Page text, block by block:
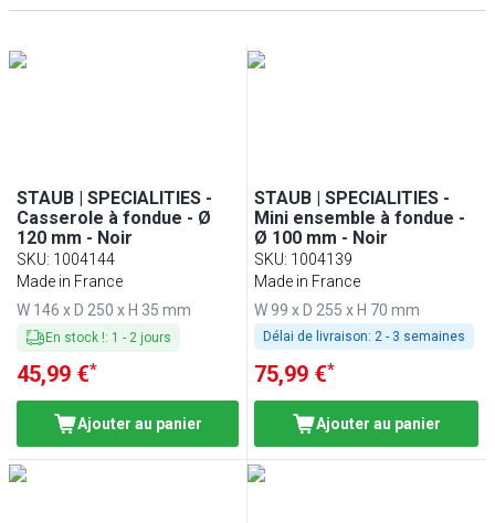
STAUB | SPECIALITIES -
Casserole à fondue - Ø
120 mm - Noir
SKU: 1004144
Made in France
W 146 x D 250 x H 35 mm
En stock !: 1 - 2 jours
45,99 €*
Ajouter au panier
STAUB | SPECIALITIES -
Mini ensemble à fondue -
Ø 100 mm - Noir
SKU: 1004139
Made in France
W 99 x D 255 x H 70 mm
Délai de livraison: 2 - 3 semaines
75,99 €*
Ajouter au panier